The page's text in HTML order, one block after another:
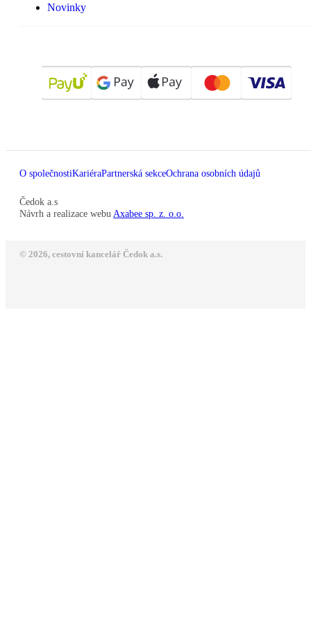
Novinky
O společnostiKariéraPartnerská sekceOchrana osobních údajů
Čedok a.s
Návrh a realizace webu Axabee sp. z. o.o.
© 2026, cestovní kancelář Čedok a.s.